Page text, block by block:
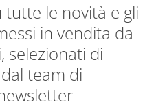
tutte le novità e gli
in vendita da
selezionati di
team di